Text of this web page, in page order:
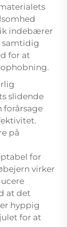
indebærer
samtidig
for at
slidende
forårsage
på
for
virker
at det
hyppig
for at